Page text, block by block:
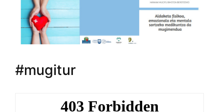
#mugitur